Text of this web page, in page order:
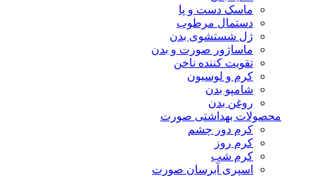
ماسک دست و پا
دستمال مرطوب
ژل شستشوی بدن
ماساژور صورت و بدن
تقویت کننده ناخن
کرم و لوسیون
شامپو بدن
روغن بدن
محصولات بهداشتی صورت
کرم دور چشم
کرم روز
کرم شب
اسپری آبرسان صورت